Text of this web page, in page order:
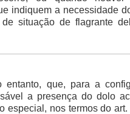
indiquem a necessidade
situação de flagrante
entanto, que, para a
a presença do dolo
especial, nos termos do art.